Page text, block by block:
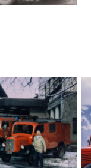
der Feuerwehr